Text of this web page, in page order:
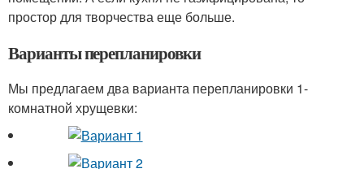
простор для творчества еще больше.
Варианты перепланировки
Мы предлагаем два варианта перепланировки 1-
комнатной хрущевки: